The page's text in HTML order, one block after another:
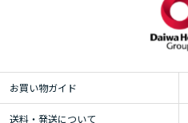
お買い物ガイド
送料・発送について